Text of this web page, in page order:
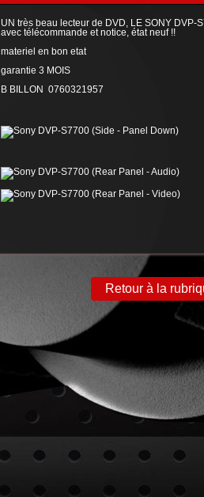
UN très beau lecteur de DVD, LE SONY
avec télécommande et notice, état neuf !!
materiel en bon etat
garantie 3 MOIS
B BILLON 0760321957
Retour à la